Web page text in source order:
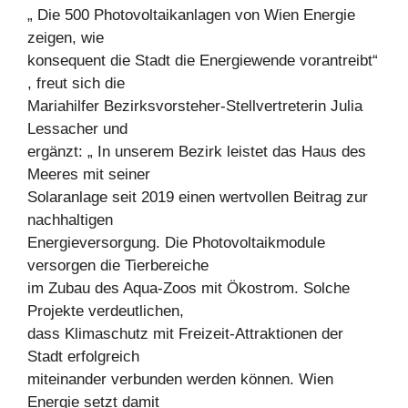
„ Die 500 Photovoltaikanlagen von Wien Energie
zeigen, wie
konsequent die Stadt die Energiewende vorantreibt“
, freut sich die
Mariahilfer Bezirksvorsteher-Stellvertreterin Julia
Lessacher und
ergänzt: „ In unserem Bezirk leistet das Haus des
Meeres mit seiner
Solaranlage seit 2019 einen wertvollen Beitrag zur
nachhaltigen
Energieversorgung. Die Photovoltaikmodule
versorgen die Tierbereiche
im Zubau des Aqua-Zoos mit Ökostrom. Solche
Projekte verdeutlichen,
dass Klimaschutz mit Freizeit-Attraktionen der
Stadt erfolgreich
miteinander verbunden werden können. Wien
Energie setzt damit